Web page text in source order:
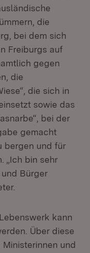
die
bei dem sich
Freiburgs auf
gegen
die
die sich in
sowie das
bei der
gemacht
bergen und für
„Ich bin sehr
Bürger
kann
Über diese
und